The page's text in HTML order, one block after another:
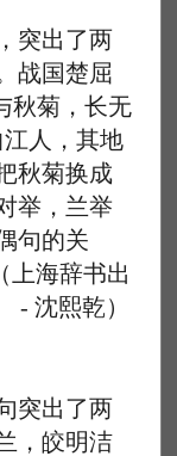
突出了两
战国楚屈
秋菊，长无
人，其地
秋菊换成
举，兰举
句的关
上海辞书出
- 沈熙乾）
突出了两
，皎明洁